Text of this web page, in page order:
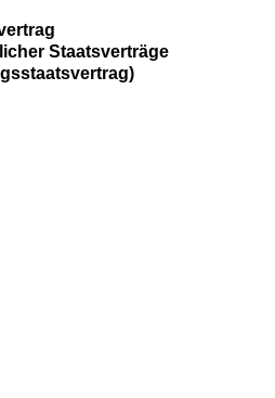
Staatsverträge